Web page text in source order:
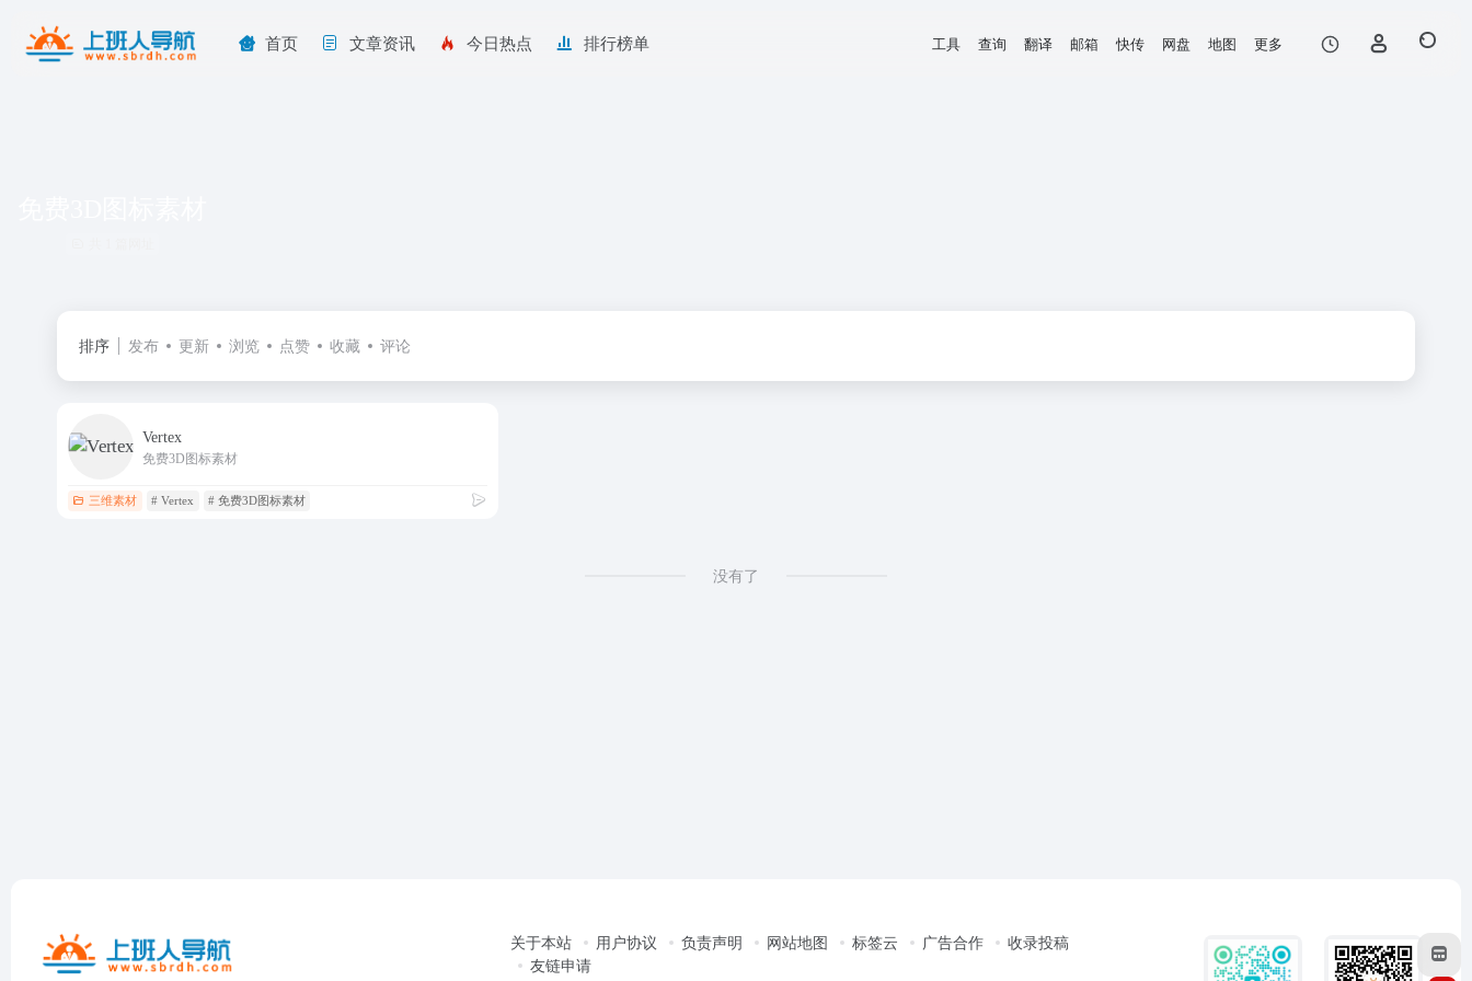
首页 文章资讯 今日热点 排行榜单 工具 查询 翻译 邮箱 快传 网盘 地图 更多
排序 发布 更新 浏览 点赞 收藏 评论
Vertex
免费3D图标素材
三维素材 # Vertex # 免费3D图标素材
没有了
关于本站 用户协议 负责声明 网站地图 标签云 广告合作
收录投稿
友链申请